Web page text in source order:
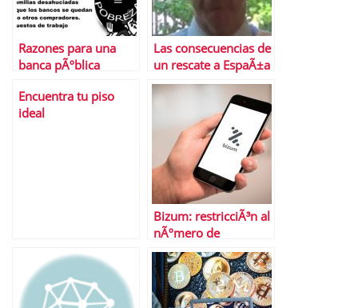
Razones para una
banca pÃºblica
Las consecuencias de
un rescate a EspaÃ±a
Encuentra tu piso
ideal
Bizum: restricciÃ³n al
nÃºmero de
operaciones